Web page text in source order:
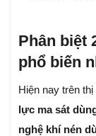
Phân biệt
phổ biến
Hiện nay trên
lực ma sát
nghệ khí nén